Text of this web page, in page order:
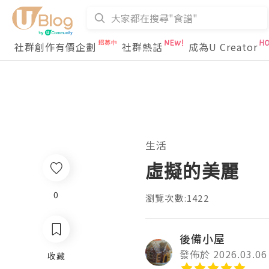
社群創作有價企劃 社群熱話 成為U Creator
生活
虛擬的美麗
瀏覽次數:1422
後備小屋
發佈於 2026.03.06
0
收藏